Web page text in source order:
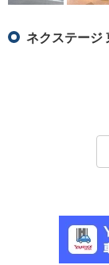
ネクステージ